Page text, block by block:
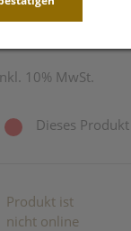
10% MwSt.
Dieses
Produkt ist
nicht online